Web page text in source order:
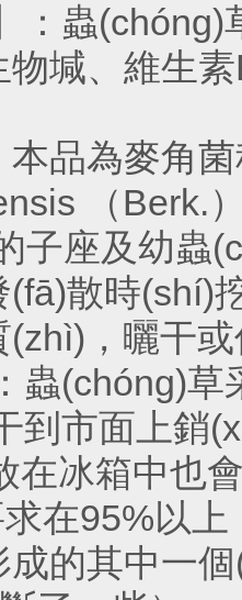
(chóng)草
、生物堿
品為麥角菌
（Berk.
座及幼蟲
(fā)散時(shí)
，曬干或
(chóng)草
到市面上銷
在冰箱中也
在95%以上
的其中一